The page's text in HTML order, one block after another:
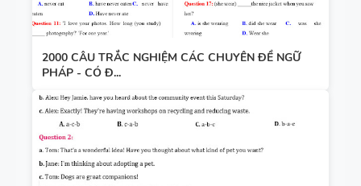
2000 CÂU TRẮC NGHIỆM CÁC CHUYÊN ĐỀ NGỮ
PHÁP - CÓ Đ...